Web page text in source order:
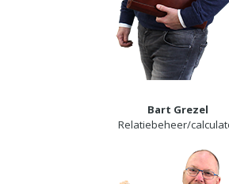
Bart Grezel
Relatiebeheer/